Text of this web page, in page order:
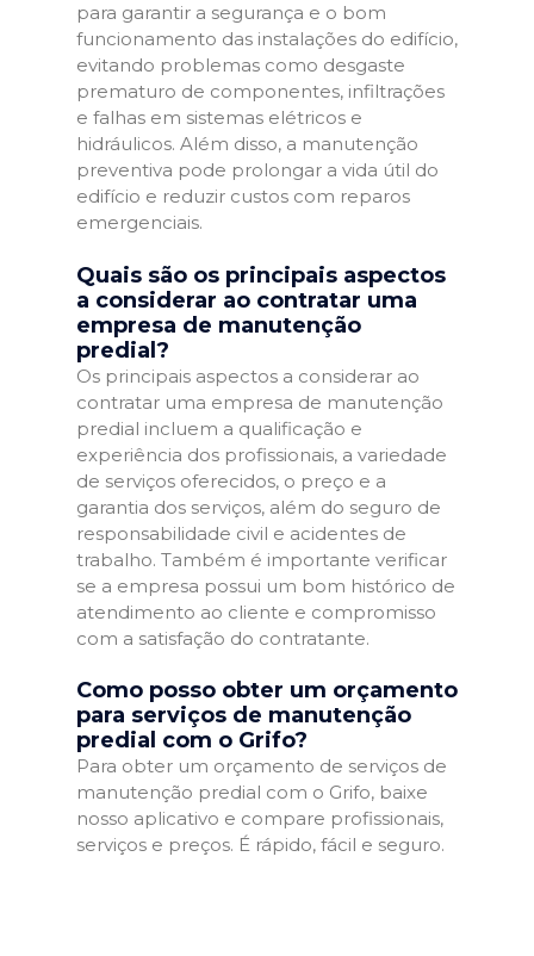
para garantir a segurança e o bom
funcionamento das instalações do edifício,
evitando problemas como desgaste
prematuro de componentes, infiltrações
e falhas em sistemas elétricos e
hidráulicos. Além disso, a manutenção
preventiva pode prolongar a vida útil do
edifício e reduzir custos com reparos
emergenciais.
Quais são os principais aspectos
a considerar ao contratar uma
empresa de manutenção
predial?
Os principais aspectos a considerar ao
contratar uma empresa de manutenção
predial incluem a qualificação e
experiência dos profissionais, a variedade
de serviços oferecidos, o preço e a
garantia dos serviços, além do seguro de
responsabilidade civil e acidentes de
trabalho. Também é importante verificar
se a empresa possui um bom histórico de
atendimento ao cliente e compromisso
com a satisfação do contratante.
Como posso obter um orçamento
para serviços de manutenção
predial com o Grifo?
Para obter um orçamento de serviços de
manutenção predial com o Grifo, baixe
nosso aplicativo e compare profissionais,
serviços e preços. É rápido, fácil e seguro.